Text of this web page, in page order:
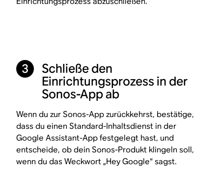
3
Schließe den
Einrichtungsprozess in der
Sonos-App ab
Wenn du zur Sonos-App zurückkehrst, bestätige,
dass du einen Standard-Inhaltsdienst in der
Google Assistant-App festgelegt hast, und
entscheide, ob dein Sonos-Produkt klingeln soll,
wenn du das Weckwort „Hey Google“ sagst.